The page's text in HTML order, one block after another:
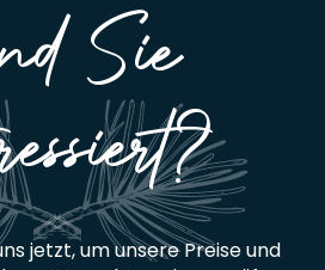
Sie
jetzt, um unsere Preise und